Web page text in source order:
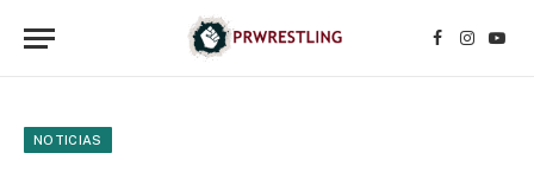
Facebook
NOTICIAS